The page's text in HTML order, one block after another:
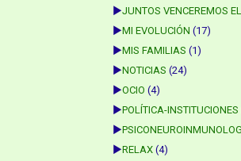
►JUNTOS VENCEREMOS
►MI EVOLUCIÓN (17)
►MIS FAMILIAS (1)
►NOTICIAS (24)
►OCIO (4)
►POLÍTICA-INSTITUCIONES
►
►RELAX (4)